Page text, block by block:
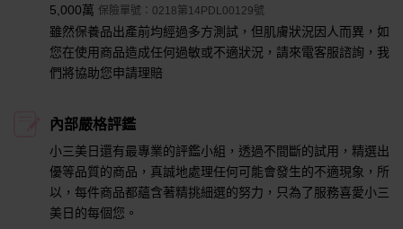
5,000萬 保險單號：0218第14PDL00129號
雖然保養品出產前均經過多方測試，但肌膚狀況因人而異，如
您在使用商品造成任何過敏或不適狀況，請來電客服諮詢，我
們將協助您申請理賠
內部嚴格評鑑
小三美日還有最專業的評鑑小組，透過不間斷的試用，精選出
優等品質的商品，真誠地處理任何可能會發生的不適現象，所
以，每件商品都蘊含著精挑細選的努力，只為了服務喜愛小三
美日的每個您。